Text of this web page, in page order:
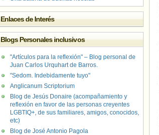
Enlaces de Interés
Blogs Personales inclusivos
"Artículos para la reflexión" – Blog personal de
Juan Carlos Urquhart de Barros.
"Sedom. Indebidamente tuyo"
Anglicanum Scriptorium
Blog de Jesús Donaire (acompañamiento y
reflexión en favor de las personas creyentes
LGBTIQ+, de sus familiares, amigos, conocidos,
etc)
Blog de José Antonio Pagola